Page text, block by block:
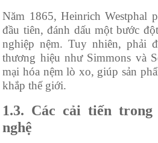
Năm 1865, Heinrich Westphal
đầu tiên, đánh dấu một bước
nghiệp nệm. Tuy nhiên, phải
thương hiệu như Simmons và
mại hóa nệm lò xo, giúp sản
khắp thế giới.
1.3. Các cải tiến
nghệ